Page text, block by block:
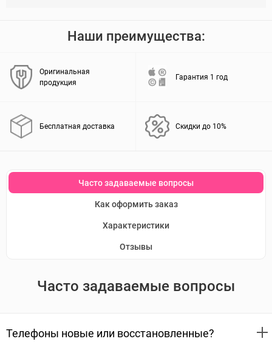
Наши преимущества:
Оригинальная
продукция
Гарантия 1 год
Бесплатная доставка Скидки до 10%
Часто задаваемые вопросы
Как оформить заказ
Характеристики
Отзывы
Часто задаваемые вопросы
Телефоны новые или восстановленные?